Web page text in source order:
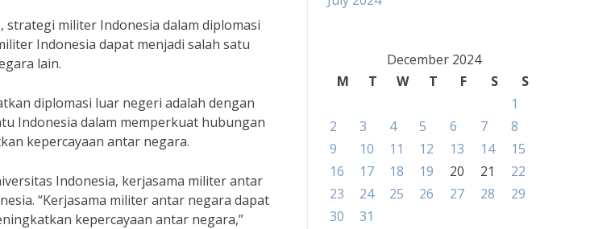
militer Indonesia dalam diplomasi
Indonesia dapat menjadi salah satu
lain.
diplomasi luar negeri adalah dengan
Indonesia dalam memperkuat hubungan
kepercayaan antar negara.
Indonesia, kerjasama militer antar
“Kerjasama militer antar negara dapat
kepercayaan antar negara,”
December 2024
M
T W T F S
S
1
2
3 4 5 6 7
8
9
10 11 12 13 14
15
16
17 18 19 20 21
22
23
24 25 26 27 28
29
30
31